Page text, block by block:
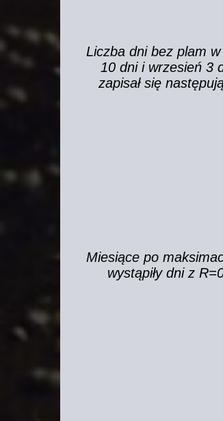
Liczba dni bez plam
10 dni i wrzesień 3
zapisał się
Miesiące po
wystąpiły dni z